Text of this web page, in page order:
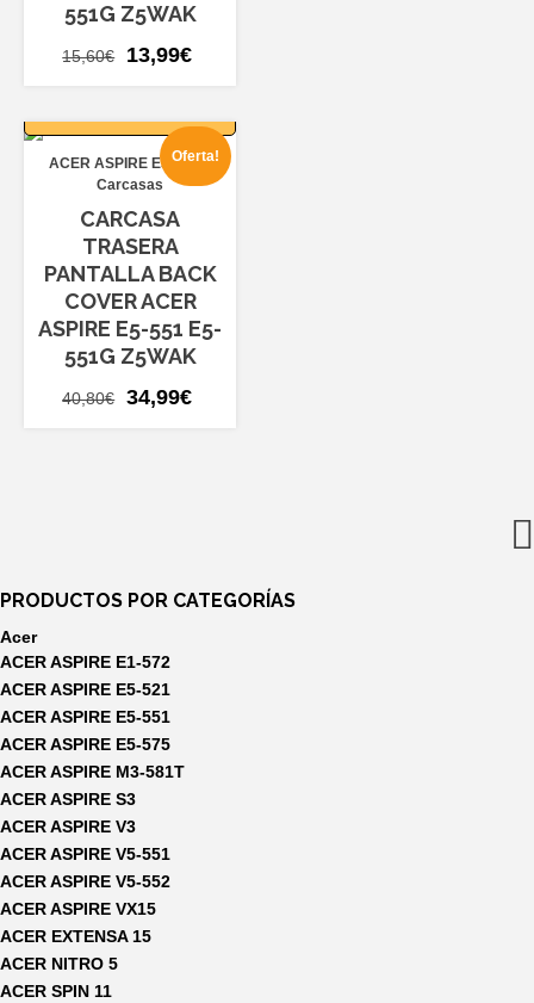
551G Z5WAK
15,60€
El
era:
15,60€.
13,99€
es:
13,99€.
Oferta!
ACER ASPIRE E5-551
Carcasas
CARCASA
TRASERA
PANTALLA BACK
COVER ACER
ASPIRE E5-551 E5-
551G Z5WAK
40,80€
El
34,99€
PRODUCTOS POR CATEGORÍAS
Acer
ACER ASPIRE E1-572
ACER ASPIRE E5-521
ACER ASPIRE E5-551
ACER ASPIRE E5-575
ACER ASPIRE M3-581T
ACER ASPIRE S3
ACER ASPIRE V3
ACER ASPIRE V5-551
ACER ASPIRE V5-552
ACER ASPIRE VX15
ACER EXTENSA 15
ACER NITRO 5
ACER SPIN 11